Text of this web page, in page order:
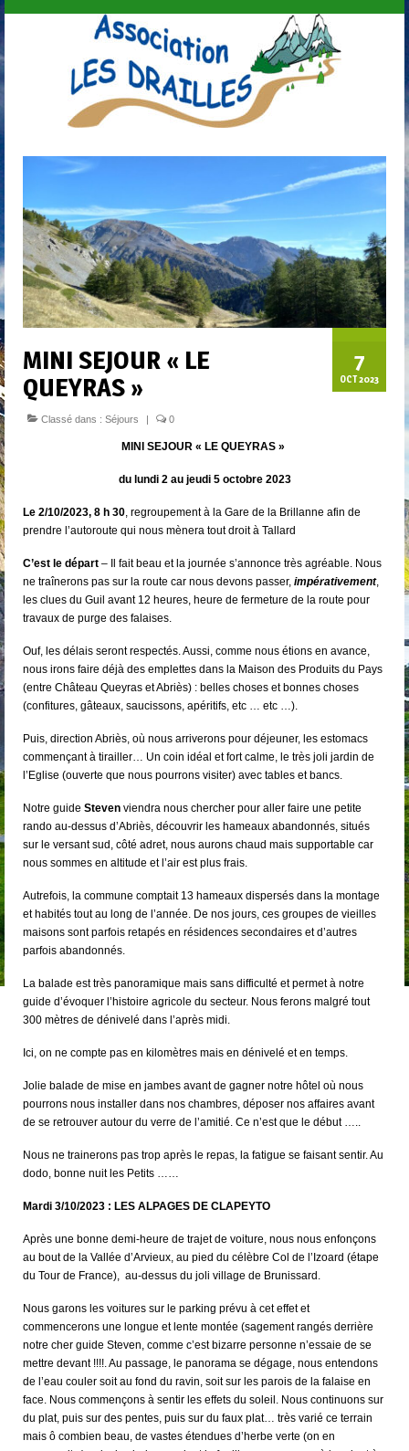
7
OCT 2023
MINI SEJOUR « LE
QUEYRAS »
Classé dans : Séjours | 0
MINI SEJOUR « LE QUEYRAS »
du lundi 2 au jeudi 5 octobre 2023
Le 2/10/2023, 8 h 30 , regroupement à la Gare de la Brillanne afin de
prendre l’autoroute qui nous mènera tout droit à Tallard
C’est le départ – Il fait beau et la journée s’annonce très agréable. Nous
ne traînerons pas sur la route car nous devons passer, impérativement,
les clues du Guil avant 12 heures, heure de fermeture de la route pour
travaux de purge des falaises.
Ouf, les délais seront respectés. Aussi, comme nous étions en avance,
nous irons faire déjà des emplettes dans la Maison des Produits du Pays
(entre Château Queyras et Abriès) : belles choses et bonnes choses
(confitures, gâteaux, saucissons, apéritifs, etc … etc …).
Puis, direction Abriès, où nous arriverons pour déjeuner, les estomacs
commençant à tirailler… Un coin idéal et fort calme, le très joli jardin de
l’Eglise (ouverte que nous pourrons visiter) avec tables et bancs.
Notre guide Steven viendra nous chercher pour aller faire une petite
rando au-dessus d’Abriès, découvrir les hameaux abandonnés, situés
sur le versant sud, côté adret, nous aurons chaud mais supportable car
nous sommes en altitude et l’air est plus frais.
Autrefois, la commune comptait 13 hameaux dispersés dans la montage
et habités tout au long de l’année. De nos jours, ces groupes de vieilles
maisons sont parfois retapés en résidences secondaires et d’autres
parfois abandonnés.
La balade est très panoramique mais sans difficulté et permet à notre
guide d’évoquer l’histoire agricole du secteur. Nous ferons malgré tout
300 mètres de dénivelé dans l’après midi.
Ici, on ne compte pas en kilomètres mais en dénivelé et en temps.
Jolie balade de mise en jambes avant de gagner notre hôtel où nous
pourrons nous installer dans nos chambres, déposer nos affaires avant
de se retrouver autour du verre de l’amitié. Ce n’est que le début …..
Nous ne trainerons pas trop après le repas, la fatigue se faisant sentir. Au
dodo, bonne nuit les Petits ……
Mardi 3/10/2023 : LES ALPAGES DE CLAPEYTO
Après une bonne demi-heure de trajet de voiture, nous nous enfonçons
au bout de la Vallée d’Arvieux, au pied du célèbre Col de l’Izoard (étape
du Tour de France), au-dessus du joli village de Brunissard.
Nous garons les voitures sur le parking prévu à cet effet et
commencerons une longue et lente montée (sagement rangés derrière
notre cher guide Steven, comme c’est bizarre personne n’essaie de se
mettre devant !!!!. Au passage, le panorama se dégage, nous entendons
de l’eau couler soit au fond du ravin, soit sur les parois de la falaise en
face. Nous commençons à sentir les effets du soleil. Nous continuons sur
du plat, puis sur des pentes, puis sur du faux plat… très varié ce terrain
mais ô combien beau, de vastes étendues d’herbe verte (on en